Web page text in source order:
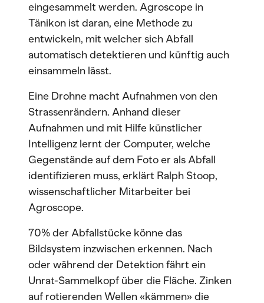
eingesammelt werden. Agroscope in
Tänikon ist daran, eine Methode zu
entwickeln, mit welcher sich Abfall
automatisch detektieren und künftig auch
einsammeln lässt.
Eine Drohne macht Aufnahmen von den
Strassenrändern. Anhand dieser
Aufnahmen und mit Hilfe künstlicher
Intelligenz lernt der Computer, welche
Gegenstände auf dem Foto er als Abfall
identifizieren muss, erklärt Ralph Stoop,
wissenschaftlicher Mitarbeiter bei
Agroscope.
70% der Abfallstücke könne das
Bildsystem inzwischen erkennen. Nach
oder während der Detektion fährt ein
Unrat-Sammelkopf über die Fläche. Zinken
auf rotierenden Wellen «kämmen» die